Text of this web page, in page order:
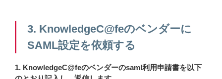
3. KnowledgeC@feのベンダーに
SAML設定を依頼する
1. KnowledgeC@feのベンダーのsaml利用申請書を以下